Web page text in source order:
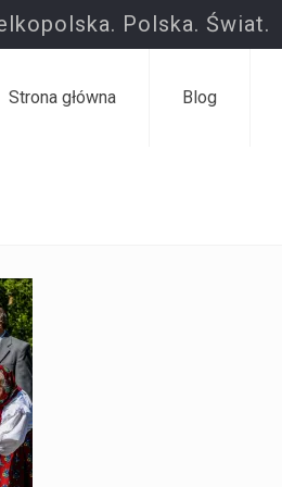
Polska. Świat.
Strona główna Blog